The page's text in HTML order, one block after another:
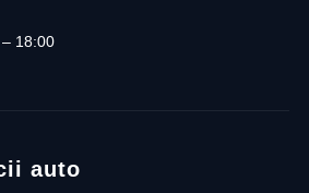
18:00
auto